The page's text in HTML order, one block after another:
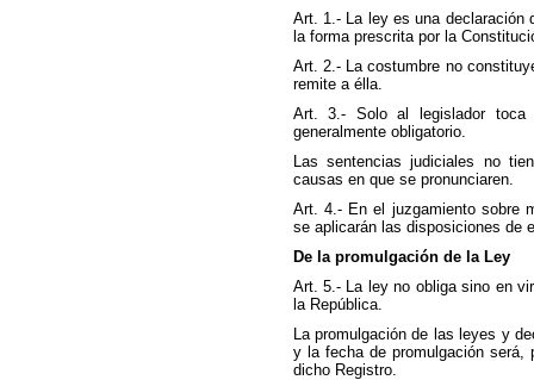
Art. 1.- La ley es una declaración
la forma prescrita por la
Art. 2.- La costumbre no
remite a élla.
Art. 3.- Solo al legislador
generalmente obligatorio.
Las sentencias judiciales no
causas en que se pronunciaren.
Art. 4.- En el juzgamiento sobre
se aplicarán las disposiciones de
De la promulgación de la Ley
Art. 5.- La ley no obliga sino en
la República.
La promulgación de las leyes y
y la fecha de promulgación
dicho Registro.